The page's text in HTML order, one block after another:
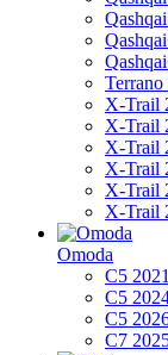
Terrano
X-Trail
X-Trail
X-Trail
X-Trail
X-Trail
X-Trail
Omoda
C5
C5
C5
C7